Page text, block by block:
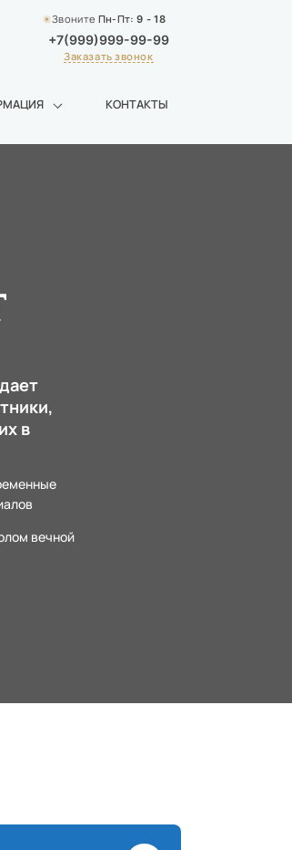
Звоните Пн-Пт: 9 - 18
+7(999)999-99-99
Заказать звонок
КОНТАКТЫ
в
вечной